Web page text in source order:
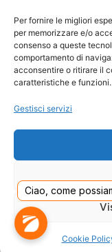
Per fornire le migliori
per memorizzare e/o
consenso a queste
comportamento di
acconsentire o ritirare il
caratteristiche e funzioni.
Gestisci servizi
Cookie
DADO S.R.L.
Ciao, come